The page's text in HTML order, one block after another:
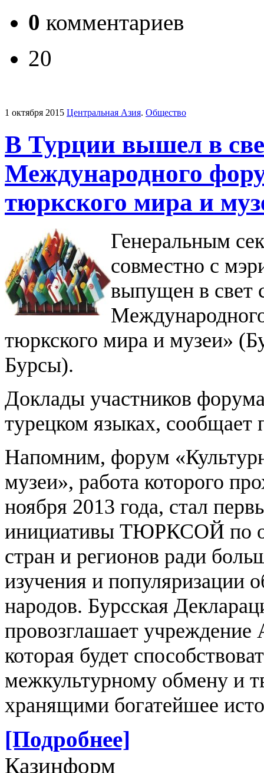
0 комментариев
20
1 октября 2015 Центральная Азия. Общество
В Турции вышел в
Международного
тюркского мира и
Генеральным
совместно с
выпущен в свет
тюркского мира и музеи»
Бурсы).
Доклады участников
турецком языках,
Напомним, форум
музеи», работа которого
ноября 2013 года, стал
инициативы ТЮРКСОЙ по
стран и регионов ради
изучения и популяризации
народов. Бурсская
провозглашает
которая будет
межкультурному обмену и
хранящими богатейшее
[Подробнее]
Казинформ